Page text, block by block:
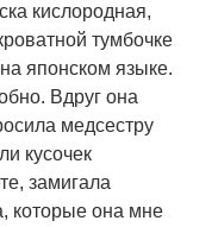
кислородная,
тумбочке
японском языке.
Вдруг она
медсестру
кусочек
замигала
которые она мне